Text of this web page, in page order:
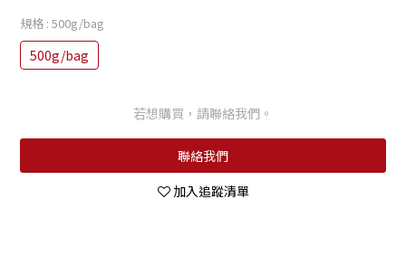
規格 : 500g/bag
500g/bag
若想購買，請聯絡我們。
聯絡我們
加入追蹤清單